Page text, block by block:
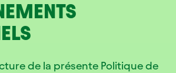
de la présente Politique de